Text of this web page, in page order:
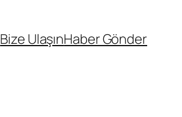
Bize UlaşınHaber Gönder